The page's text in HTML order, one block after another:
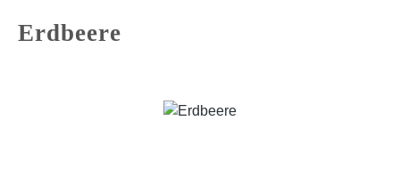
Erdbeere
Bildergalerie überspringen